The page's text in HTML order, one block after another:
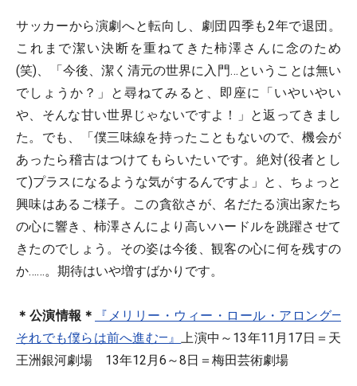
サッカーから演劇へと転向し、劇団四季も2年で退団。
これまで潔い決断を重ねてきた柿澤さんに念のため
(笑)、「今後、潔く清元の世界に入門…ということは無い
でしょうか？」と尋ねてみると、即座に「いやいやい
や、そんな甘い世界じゃないですよ！」と返ってきまし
た。でも、「僕三味線を持ったこともないので、機会が
あったら稽古はつけてもらいたいです。絶対(役者とし
て)プラスになるような気がするんですよ」と、ちょっと
興味はあるご様子。この貪欲さが、名だたる演出家たち
の心に響き、柿澤さんにより高いハードルを跳躍させて
きたのでしょう。その姿は今後、観客の心に何を残すの
か……。期待はいや増すばかりです。
＊公演情報＊
『メリリー・ウィー・ロール・アロング―
それでも僕らは前へ進む―』上演中～13年11月17日＝天
王洲銀河劇場 13年12月6～8日＝梅田芸術劇場